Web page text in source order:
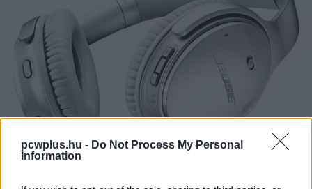
pcwplus.hu - Do Not Process My Personal
Information